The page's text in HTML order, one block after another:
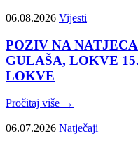
06.08.2026 Vijesti
POZIV NA
GULAŠA, LOKVE
LOKVE
Pročitaj više →
06.07.2026 Natječaji